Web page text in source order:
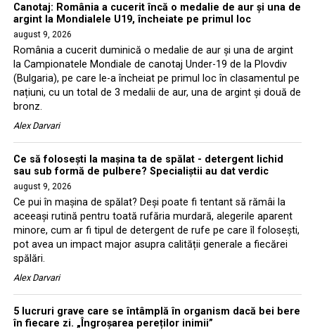
Canotaj: România a cucerit încă o medalie de aur și una de
argint la Mondialele U19, încheiate pe primul loc
august 9, 2026
România a cucerit duminică o medalie de aur și una de argint
la Campionatele Mondiale de canotaj Under-19 de la Plovdiv
(Bulgaria), pe care le-a încheiat pe primul loc în clasamentul pe
națiuni, cu un total de 3 medalii de aur, una de argint și două de
bronz.
Alex Darvari
Ce să folosești la mașina ta de spălat - detergent lichid
sau sub formă de pulbere? Specialiștii au dat verdic
august 9, 2026
Ce pui în mașina de spălat? Deși poate fi tentant să rămâi la
aceeași rutină pentru toată rufăria murdară, alegerile aparent
minore, cum ar fi tipul de detergent de rufe pe care îl folosești,
pot avea un impact major asupra calității generale a fiecărei
spălări.
Alex Darvari
5 lucruri grave care se întâmplă în organism dacă bei bere
în fiecare zi. „Îngroșarea pereților inimii”